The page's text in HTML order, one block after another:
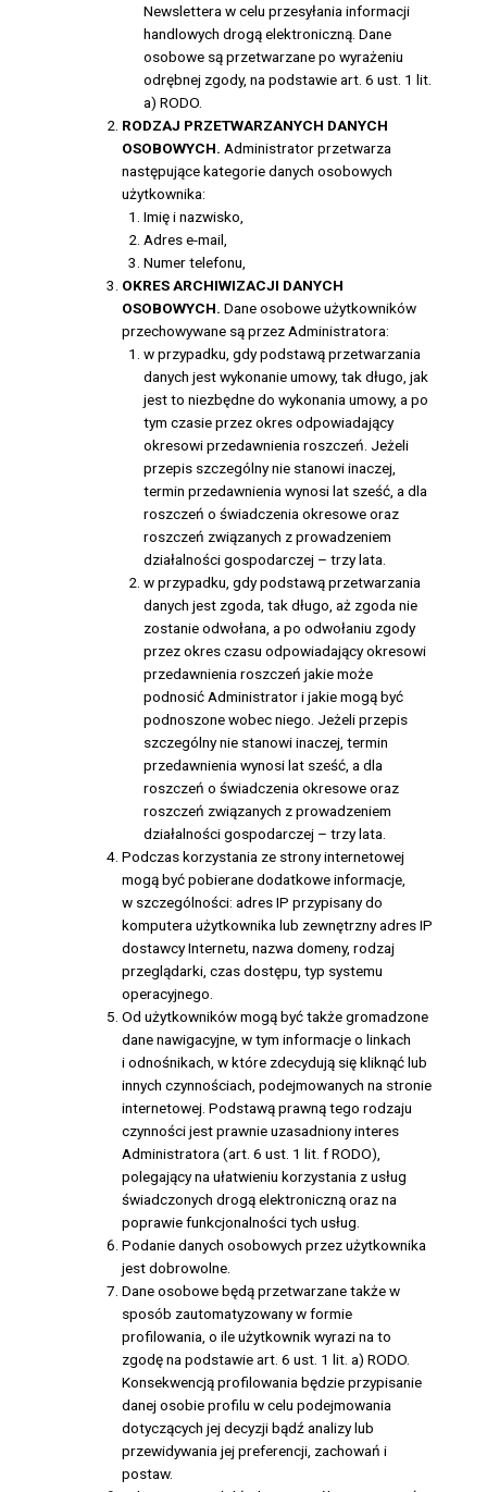
Newslettera w celu przesyłania informacji
handlowych drogą elektroniczną. Dane
osobowe są przetwarzane po wyrażeniu
odrębnej zgody, na podstawie art. 6 ust. 1 lit.
a) RODO.
RODZAJ PRZETWARZANYCH DANYCH
OSOBOWYCH. Administrator przetwarza
następujące kategorie danych osobowych
użytkownika:
Imię i nazwisko,
Adres e-mail,
Numer telefonu,
OKRES ARCHIWIZACJI DANYCH
OSOBOWYCH. Dane osobowe użytkowników
przechowywane są przez Administratora:
w przypadku, gdy podstawą przetwarzania
danych jest wykonanie umowy, tak długo, jak
jest to niezbędne do wykonania umowy, a po
tym czasie przez okres odpowiadający
okresowi przedawnienia roszczeń. Jeżeli
przepis szczególny nie stanowi inaczej,
termin przedawnienia wynosi lat sześć, a dla
roszczeń o świadczenia okresowe oraz
roszczeń związanych z prowadzeniem
działalności gospodarczej – trzy lata.
w przypadku, gdy podstawą przetwarzania
danych jest zgoda, tak długo, aż zgoda nie
zostanie odwołana, a po odwołaniu zgody
przez okres czasu odpowiadający okresowi
przedawnienia roszczeń jakie może
podnosić Administrator i jakie mogą być
podnoszone wobec niego. Jeżeli przepis
szczególny nie stanowi inaczej, termin
przedawnienia wynosi lat sześć, a dla
roszczeń o świadczenia okresowe oraz
roszczeń związanych z prowadzeniem
działalności gospodarczej – trzy lata.
Podczas korzystania ze strony internetowej
mogą być pobierane dodatkowe informacje,
w szczególności: adres IP przypisany do
komputera użytkownika lub zewnętrzny adres IP
dostawcy Internetu, nazwa domeny, rodzaj
przeglądarki, czas dostępu, typ systemu
operacyjnego.
Od użytkowników mogą być także gromadzone
dane nawigacyjne, w tym informacje o linkach
i odnośnikach, w które zdecydują się kliknąć lub
innych czynnościach, podejmowanych na stronie
internetowej. Podstawą prawną tego rodzaju
czynności jest prawnie uzasadniony interes
Administratora (art. 6 ust. 1 lit. f RODO),
polegający na ułatwieniu korzystania z usług
świadczonych drogą elektroniczną oraz na
poprawie funkcjonalności tych usług.
Podanie danych osobowych przez użytkownika
jest dobrowolne.
Dane osobowe będą przetwarzane także w
sposób zautomatyzowany w formie
profilowania, o ile użytkownik wyrazi na to
zgodę na podstawie art. 6 ust. 1 lit. a) RODO.
Konsekwencją profilowania będzie przypisanie
danej osobie profilu w celu podejmowania
dotyczących jej decyzji bądź analizy lub
przewidywania jej preferencji, zachowań i
postaw.